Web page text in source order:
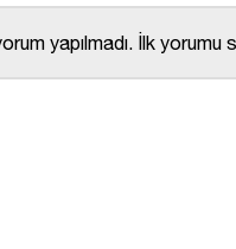
yapılmadı. İlk yorumu